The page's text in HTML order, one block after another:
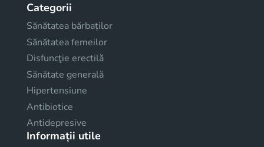
Categorii
Sănătatea bărbaților
Sănătatea femeilor
Disfuncţie erectilă
Sănătate generală
Hipertensiune
Antibiotice
Antidepresive
Informații utile